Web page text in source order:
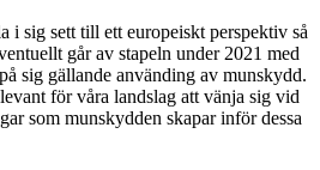
i sig sett till ett europeiskt perspektiv så
går av stapeln under 2021 med
sig gällande använding av munskydd.
för våra landslag att vänja sig vid
som munskydden skapar inför dessa